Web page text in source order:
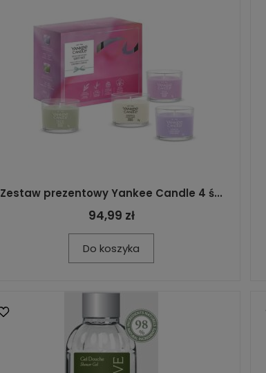
Zestaw prezentowy Yankee Candle 4 ś...
94,99 zł
Do koszyka